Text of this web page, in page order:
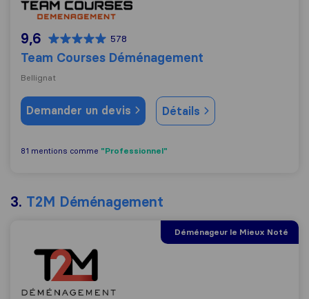
9,6 578
Team Courses Déménagement
Bellignat
Demander un devis Détails
81 mentions comme "Professionnel"
3. T2M Déménagement
Déménageur le Mieux Noté
T2M Déménagement